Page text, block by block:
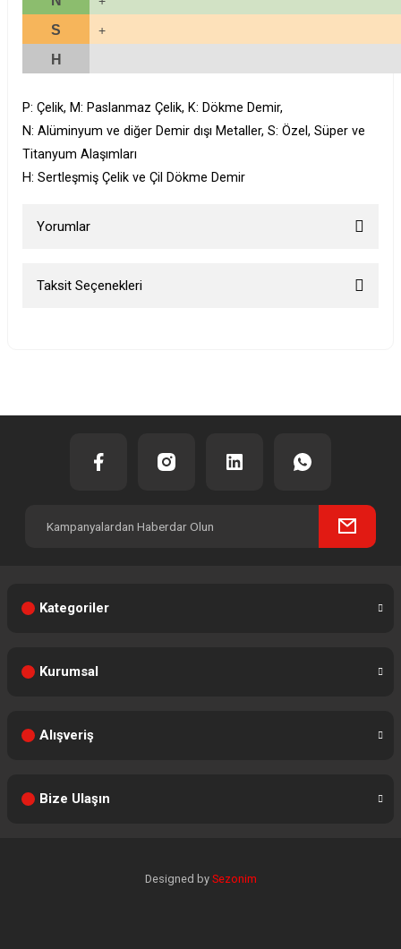
S +
H
P: Çelik, M: Paslanmaz Çelik, K: Dökme Demir,
N: Alüminyum ve diğer Demir dışı Metaller, S: Özel, Süper ve
Titanyum Alaşımları
H: Sertleşmiş Çelik ve Çil Dökme Demir
Yorumlar
Taksit Seçenekleri
Kategoriler
Kurumsal
Alışveriş
Bize Ulaşın
Designed by Sezonim